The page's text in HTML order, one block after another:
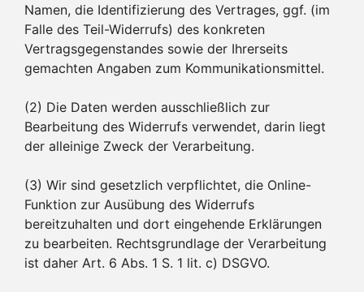
Namen, die Identifizierung des Vertrages, ggf. (im
Falle des Teil-Widerrufs) des konkreten
Vertragsgegenstandes sowie der Ihrerseits
gemachten Angaben zum Kommunikationsmittel.
(2) Die Daten werden ausschließlich zur
Bearbeitung des Widerrufs verwendet, darin liegt
der alleinige Zweck der Verarbeitung.
(3) Wir sind gesetzlich verpflichtet, die Online-
Funktion zur Ausübung des Widerrufs
bereitzuhalten und dort eingehende Erklärungen
zu bearbeiten. Rechtsgrundlage der Verarbeitung
ist daher Art. 6 Abs. 1 S. 1 lit. c) DSGVO.